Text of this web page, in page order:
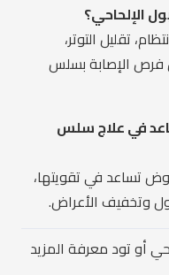
تقليل التوتر،
فرص الإصابة بسلس
في علاج سلس
تساعد في تقويتها،
وتخفيف الأعراض.
أو تود معرفة المزيد